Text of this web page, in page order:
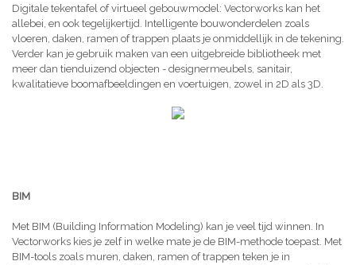
Digitale tekentafel of virtueel gebouwmodel: Vectorworks kan het
allebei, en ook tegelijkertijd. Intelligente bouwonderdelen zoals
vloeren, daken, ramen of trappen plaats je onmiddellijk in de tekening.
Verder kan je gebruik maken van een uitgebreide bibliotheek met
meer dan tienduizend objecten - designermeubels, sanitair,
kwalitatieve boomafbeeldingen en voertuigen, zowel in 2D als 3D.
BIM
Met BIM (Building Information Modeling) kan je veel tijd winnen. In
Vectorworks kies je zelf in welke mate je de BIM-methode toepast. Met
BIM-tools zoals muren, daken, ramen of trappen teken je in